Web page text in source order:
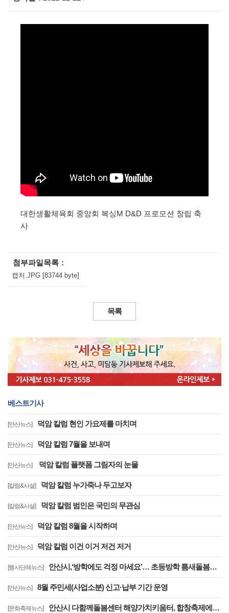
대한생활체육회 중앙회 복싱M D&D 프로모션 창립 축
사
첨부파일목록
캡처.JPG [83744 byte]
목록
베스트기사
[안산뉴스] 덕암 칼럼 현인 가요제를 마치며
[안산뉴스] 덕암 칼럼 7월을 보내며
[안산뉴스] 덕암 칼럼 플랫폼 그림자의 눈물
[칼럼&사설] 덕암 칼럼 누가죽나 두고보자
[칼럼&사설] 덕암 칼럼 범인은 국민의 무관심
[안산뉴스] 덕암 칼럼 8월을 시작하며
[안산뉴스] 덕암 칼럼 이건 이거 저건 저거
[행사단체뉴스] 안산시,‘방학에도 걱정 마세요’… 초등방학 틈새돌봄사업 추진
[안산뉴스] 8월 주민세(사업소분) 신고·납부 기간 운영
[문화축제뉴스] 안산시 다함께돌봄센터 해양가치키움터, 합창축제에서 감동의 무대